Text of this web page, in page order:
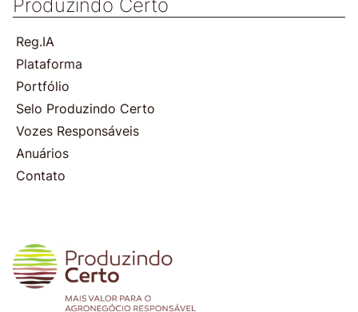
Produzindo Certo
Reg.IA
Plataforma
Portfólio
Selo Produzindo Certo
Vozes Responsáveis
Anuários
Contato